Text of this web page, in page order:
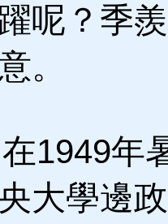
呢？季
。
1949年
大學邊